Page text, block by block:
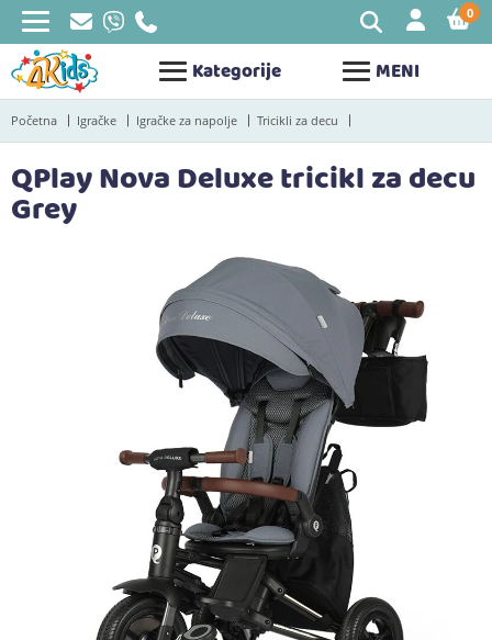
Kategorije MENI
0
Početna Igračke Igračke za napolje Tricikli za decu
QPlay Nova Deluxe tricikl za decu
Grey